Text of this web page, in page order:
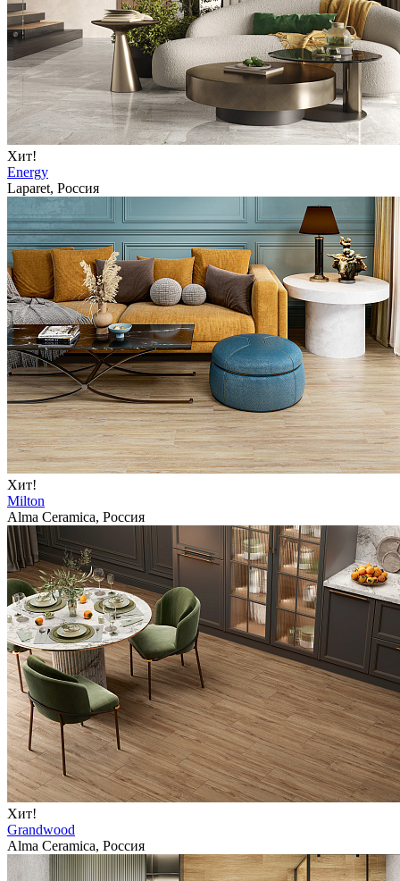
Хит!
Energy
Laparet, Россия
Хит!
Milton
Alma Ceramica, Россия
Хит!
Grandwood
Alma Ceramica, Россия